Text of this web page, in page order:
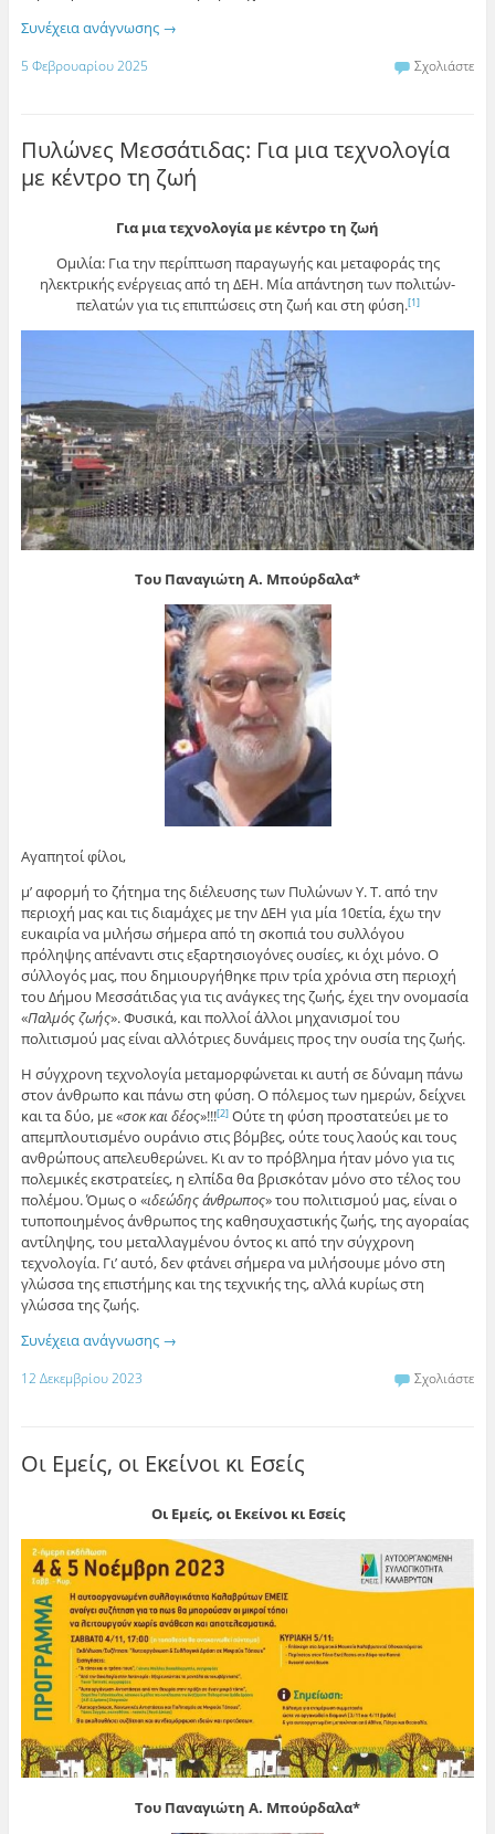
Συνέχεια ανάγνωσης →
5 Φεβρουαρίου 2025 Σχολιάστε
Πυλώνες Μεσσάτιδας: Για μια τεχνολογία
με κέντρο τη ζωή
Για μια τεχνολογία με κέντρο τη ζωή
Ομιλία: Για την περίπτωση παραγωγής και μεταφοράς της
ηλεκτρικής ενέργειας από τη ΔΕΗ. Μία απάντηση των πολιτών-
πελατών για τις επιπτώσεις στη ζωή και στη φύση.[1]
Του Παναγιώτη Α. Μπούρδαλα*
Αγαπητοί φίλοι,
μ’ αφορμή το ζήτημα της διέλευσης των Πυλώνων Υ. Τ. από την
περιοχή μας και τις διαμάχες με την ΔΕΗ για μία 10ετία, έχω την
ευκαιρία να μιλήσω σήμερα από τη σκοπιά του συλλόγου
πρόληψης απέναντι στις εξαρτησιογόνες ουσίες, κι όχι μόνο. Ο
σύλλογός μας, που δημιουργήθηκε πριν τρία χρόνια στη περιοχή
του Δήμου Μεσσάτιδας για τις ανάγκες της ζωής, έχει την ονομασία
«Παλμός ζωής». Φυσικά, και πολλοί άλλοι μηχανισμοί του
πολιτισμού μας είναι αλλότριες δυνάμεις προς την ουσία της ζωής.
Η σύγχρονη τεχνολογία μεταμορφώνεται κι αυτή σε δύναμη πάνω
στον άνθρωπο και πάνω στη φύση. Ο πόλεμος των ημερών, δείχνει
και τα δύο, με «σοκ και δέος»!!![2]Ούτε τη φύση προστατεύει με το
απεμπλουτισμένο ουράνιο στις βόμβες, ούτε τους λαούς και τους
ανθρώπους απελευθερώνει. Κι αν το πρόβλημα ήταν μόνο για τις
πολεμικές εκστρατείες, η ελπίδα θα βρισκόταν μόνο στο τέλος του
πολέμου. Όμως ο «ιδεώδης άνθρωπος» του πολιτισμού μας, είναι ο
τυποποιημένος άνθρωπος της καθησυχαστικής ζωής, της αγοραίας
αντίληψης, του μεταλλαγμένου όντος κι από την σύγχρονη
τεχνολογία. Γι’ αυτό, δεν φτάνει σήμερα να μιλήσουμε μόνο στη
γλώσσα της επιστήμης και της τεχνικής της, αλλά κυρίως στη
γλώσσα της ζωής.
Συνέχεια ανάγνωσης →
12 Δεκεμβρίου 2023 Σχολιάστε
Οι Εμείς, οι Εκείνοι κι Εσείς
Οι Εμείς, οι Εκείνοι κι Εσείς
Του Παναγιώτη Α. Μπούρδαλα*